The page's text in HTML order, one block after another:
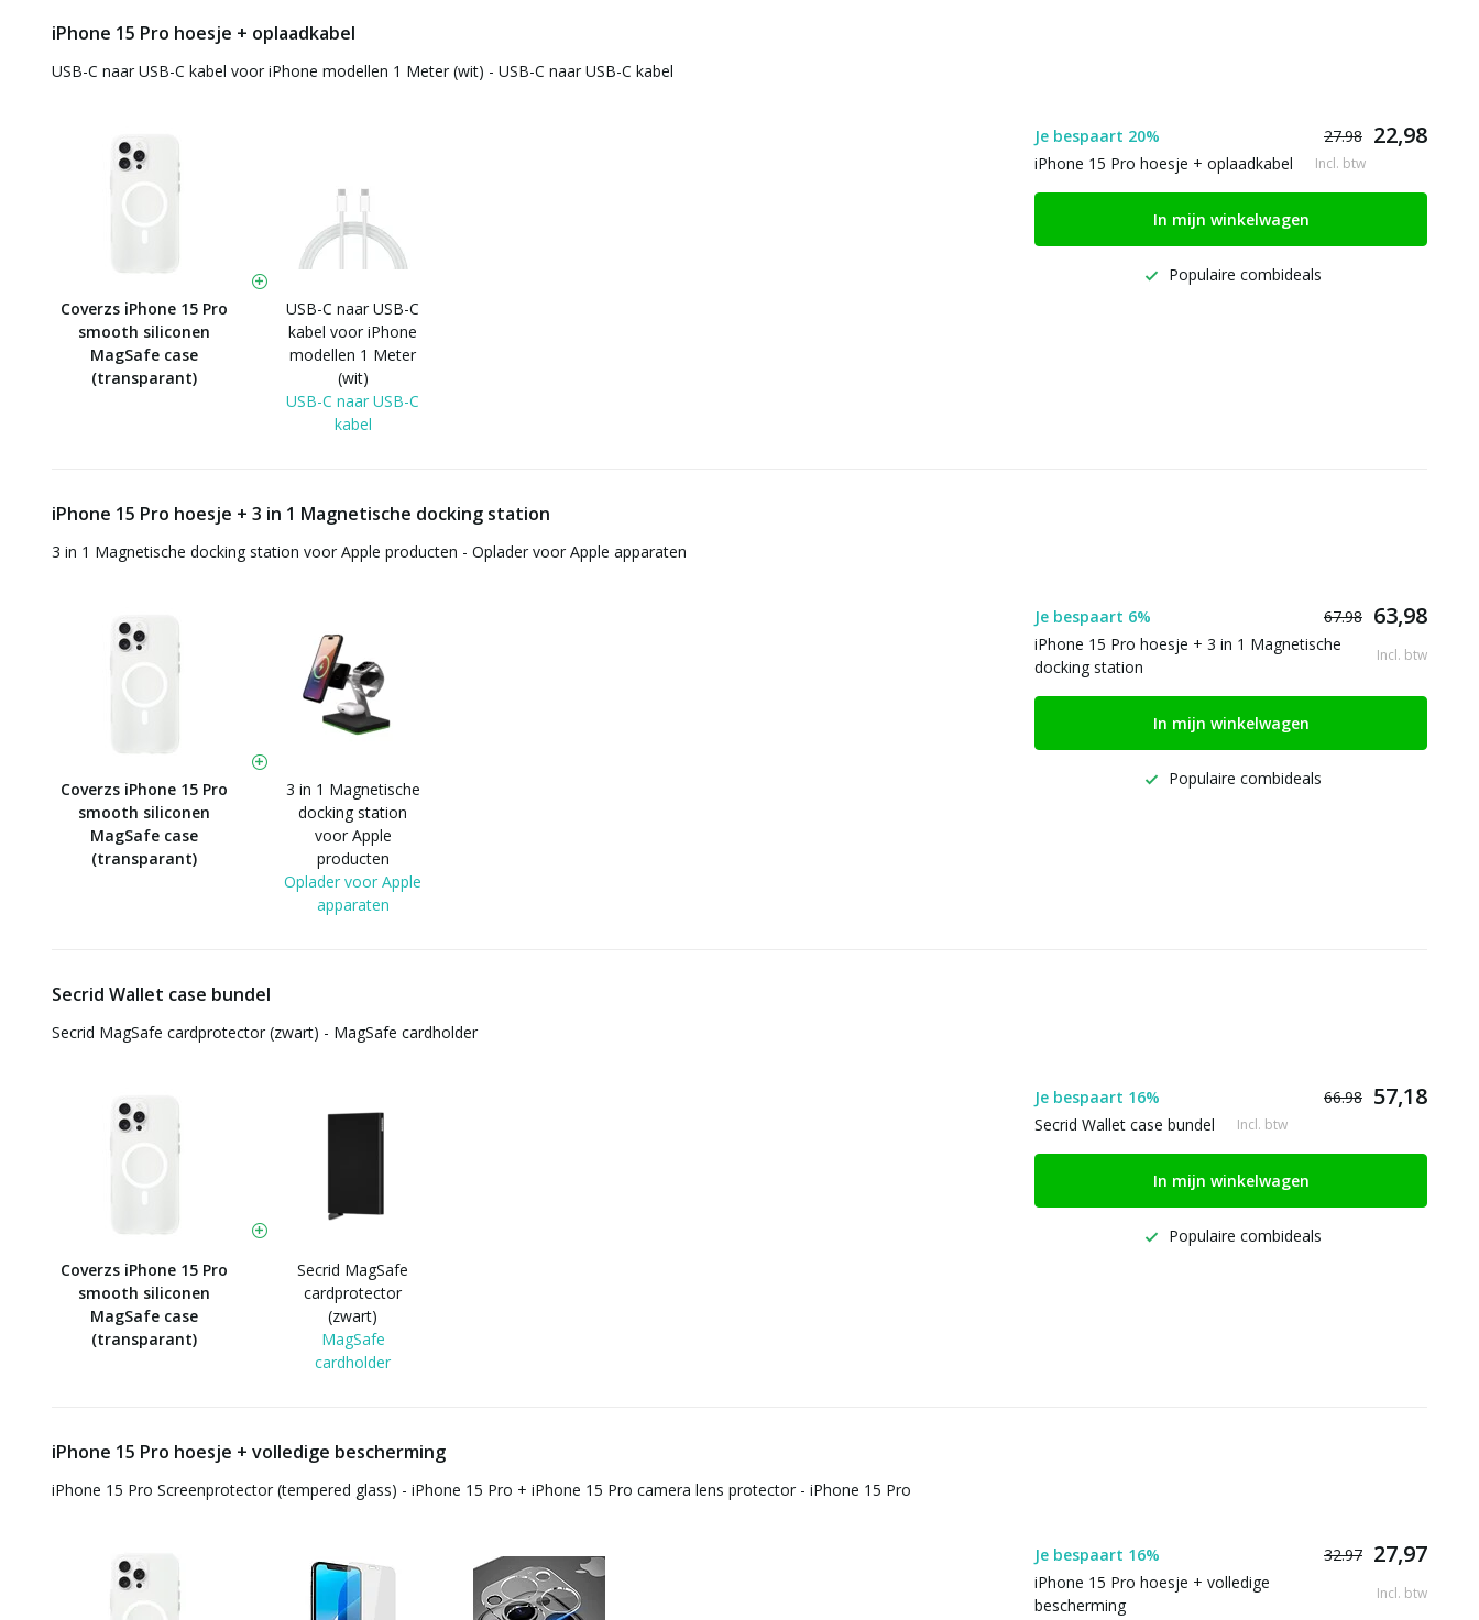
iPhone 15 Pro hoesje + oplaadkabel
USB-C naar USB-C kabel voor iPhone modellen 1 Meter (wit) - USB-C naar USB-C kabel
Coverzs iPhone 15 Pro
smooth siliconen
MagSafe case
(transparant)
USB-C naar USB-C
kabel voor iPhone
modellen 1 Meter
(wit)
USB-C naar USB-C
kabel
Je bespaart 20% 27.98 22,98
iPhone 15 Pro hoesje + oplaadkabel Incl. btw
In mijn winkelwagen
Populaire combideals
iPhone 15 Pro hoesje + 3 in 1 Magnetische docking station
3 in 1 Magnetische docking station voor Apple producten - Oplader voor Apple apparaten
Coverzs iPhone 15 Pro
smooth siliconen
MagSafe case
(transparant)
3 in 1 Magnetische
docking station
voor Apple
producten
Oplader voor Apple
apparaten
Je bespaart 6% 67.98 63,98
iPhone 15 Pro hoesje + 3 in 1 Magnetische
docking station
Incl. btw
In mijn winkelwagen
Populaire combideals
Secrid Wallet case bundel
Secrid MagSafe cardprotector (zwart) - MagSafe cardholder
Coverzs iPhone 15 Pro
smooth siliconen
MagSafe case
(transparant)
Secrid MagSafe
cardprotector
(zwart)
MagSafe
cardholder
Je bespaart 16% 66.98 57,18
Secrid Wallet case bundel Incl. btw
In mijn winkelwagen
Populaire combideals
iPhone 15 Pro hoesje + volledige bescherming
iPhone 15 Pro Screenprotector (tempered glass) - iPhone 15 Pro + iPhone 15 Pro camera lens protector - iPhone 15 Pro
Je bespaart 16% 32.97 27,97
iPhone 15 Pro hoesje + volledige
bescherming
Incl. btw